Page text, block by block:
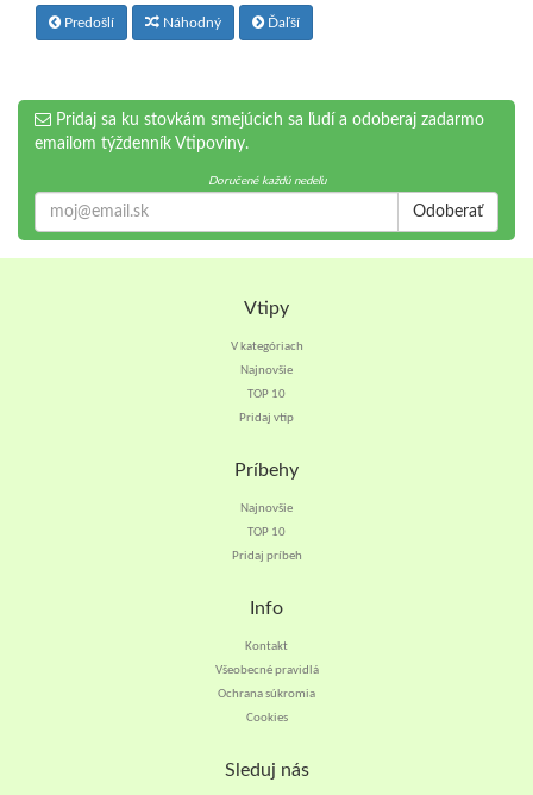
Predošlí Náhodný Ďaľší
Pridaj sa ku stovkám smejúcich sa ľudí a odoberaj zadarmo
emailom týždenník Vtipoviny.
Doručené každú nedeľu
Odoberať
Vtipy
V kategóriach
Najnovšie
TOP 10
Pridaj vtip
Príbehy
Najnovšie
TOP 10
Pridaj príbeh
Info
Kontakt
Všeobecné pravidlá
Ochrana súkromia
Cookies
Sleduj nás